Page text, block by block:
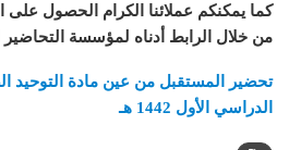
كما يمكنكم عملائنا الكرام الحصول على
من خلال الرابط أدناه لمؤسسة التحاضير
تحضير المستقبل من عين مادة التوحيد
الدراسي الأول 1442 هـ